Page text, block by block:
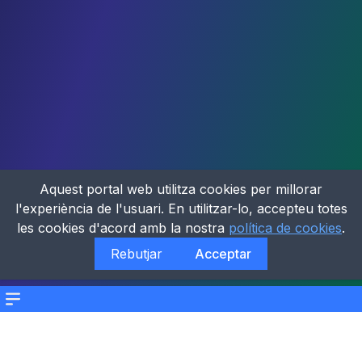
Menu
Aquest portal web utilitza cookies per millorar
l'experiència de l'usuari. En utilitzar-lo, accepteu totes
les cookies d'acord amb la nostra política de cookies.
Rebutjar
Acceptar